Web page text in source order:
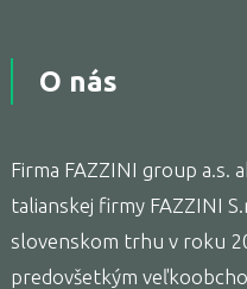
O nás
Firma FAZZINI group a.s.
talianskej firmy FAZZINI
slovenskom trhu v roku
predovšetkým